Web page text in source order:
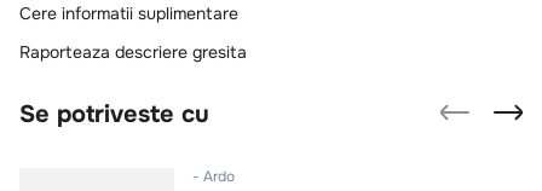
Cere informatii suplimentare
Raporteaza descriere gresita
Se potriveste cu
Ardo